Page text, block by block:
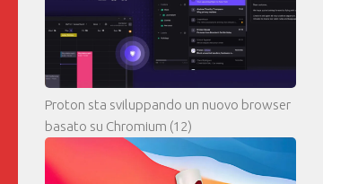
Proton sta sviluppando un nuovo browser
basato su Chromium (12)